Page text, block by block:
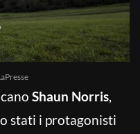
Shaun Norris,
stati i protagonisti